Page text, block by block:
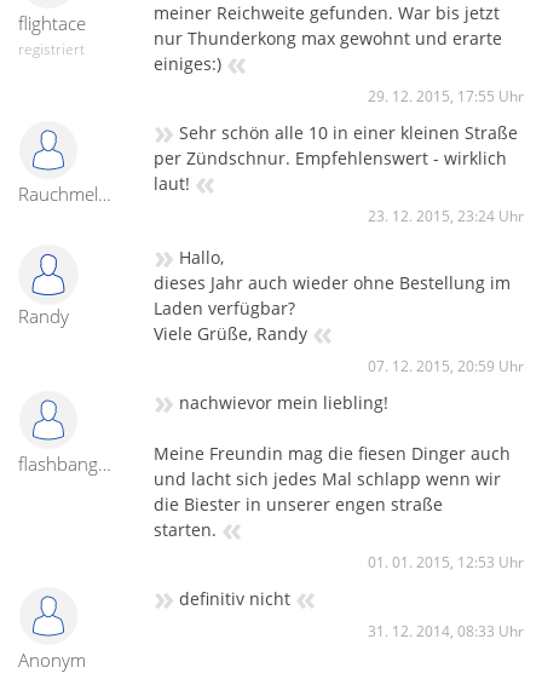
flightace
registriert
meiner Reichweite gefunden. War bis jetzt
nur Thunderkong max gewohnt und erarte
einiges:) «
29. 12. 2015, 17:55 Uhr
Rauchmelder
» Sehr schön alle 10 in einer kleinen Straße
per Zündschnur. Empfehlenswert - wirklich
laut! «
23. 12. 2015, 23:24 Uhr
Randy
» Hallo,
dieses Jahr auch wieder ohne Bestellung im
Laden verfügbar?
Viele Grüße, Randy «
07. 12. 2015, 20:59 Uhr
flashbang4ever
» nachwievor mein liebling!
Meine Freundin mag die fiesen Dinger auch
und lacht sich jedes Mal schlapp wenn wir
die Biester in unserer engen straße
starten. «
01. 01. 2015, 12:53 Uhr
Anonym
» definitiv nicht «
31. 12. 2014, 08:33 Uhr